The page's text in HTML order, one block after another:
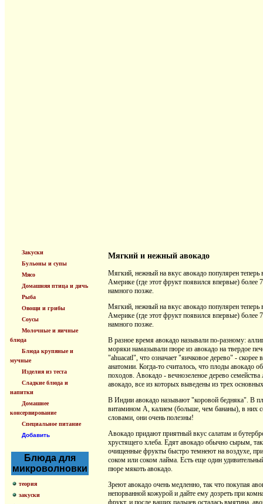
Закуски
Бульоны и супы
Мясо
Домашняя птица и дичь
Рыба
Овощи и грибы
Соусы
Молочные и яичные
блюда
Блюда крупяные и
мучные
Изделия из теста
Сладкие блюда и
напитки
Домашнее
консервирование
Специальное питание
Добавить
Блюда для
микроволновки
теория
закуски
Мягкий и нежный авокадо
Мягкий, нежный на вкус авокадо популярен
Америке (где этот фрукт появился впервые) более
намного позже.
Мягкий, нежный на вкус авокадо популярен
Америке (где этот фрукт появился впервые) более
намного позже.
В разное время авокадо называли по-разному:
моряки намазывали пюре из авокадо на твердое
"ahuacatl", что означает "яичковое дерево" -
анатомии. Когда-то считалось, что плоды авокадо
походов. Авокадо - вечнозеленое дерево
авокадо, все из которых выведены из трех
В Индии авокадо называют "коровой бедняка". В
витамином А, калием (больше, чем бананы), в них
словами, они очень полезны!
Авокадо придают приятный вкус салатам и
хрустящего хлеба. Едят авокадо обычно сырым,
очищенные фрукты быстро темнеют на воздухе,
соком или соком лайма. Есть еще один
пюре мякоть авокадо.
Зреют авокадо очень медленно, так что покупая
непорванной кожурой и дайте ему дозреть при
фрукт, и после ваших пальцев осталась вмятина,